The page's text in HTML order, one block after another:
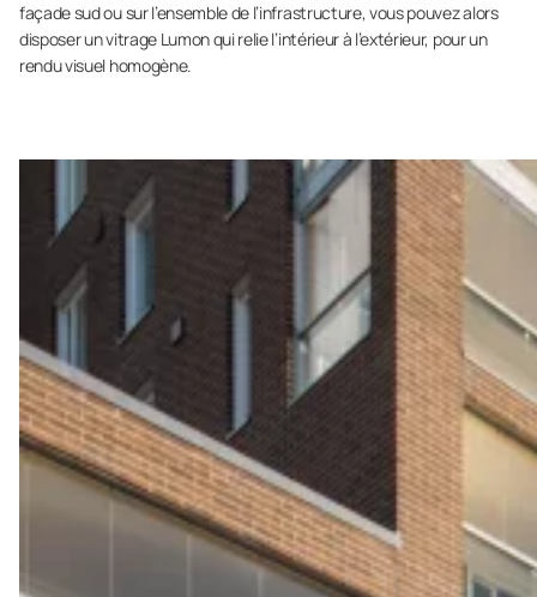
façade sud ou sur l’ensemble de l’infrastructure, vous pouvez alors
disposer un vitrage Lumon qui relie l’intérieur à l’extérieur, pour un
rendu visuel homogène.